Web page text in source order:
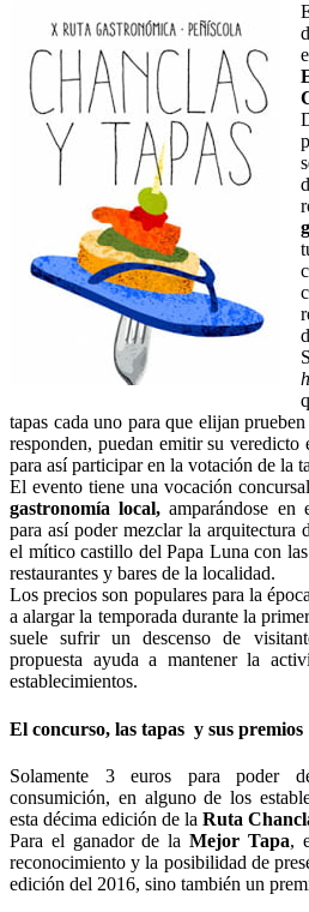
tapas cada uno para que elijan
responden, puedan emitir su
para así participar en la votación de la
El evento tiene una vocación
gastronomía local,amparándose
para así poder mezclar la arquitectura
el mítico castillo del Papa Luna con
restaurantes y bares de la localidad.
Los precios son populares para la
a alargar la temporada durante la
suele sufrir un descenso de
propuesta ayuda a mantener la
establecimientos.
El concurso, las tapas y sus premios
Solamente 3 euros para poder
consumición, en alguno de los
esta décima edición de la Ruta
Para el ganador de laMejor Tapa,
reconocimiento y la posibilidad de
edición del 2016, sino también un